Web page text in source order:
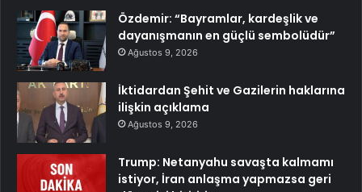
Özdemir: “Bayramlar, kardeşlik ve
dayanışmanın en güçlü sembolüdür”
Ağustos 9, 2026
İktidardan Şehit ve Gazilerin haklarına
ilişkin açıklama
Ağustos 9, 2026
Trump: Netanyahu savaşta kalmamı
istiyor, İran anlaşma yapmazsa geri